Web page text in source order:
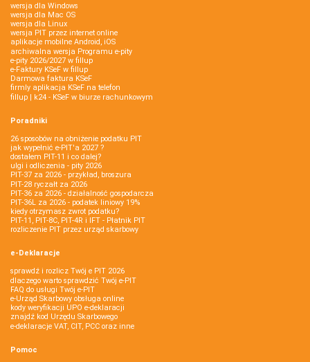
wersja dla Windows
wersja dla Mac OS
wersja dla Linux
wersja PIT przez internet online
aplikacje mobilne Android, iOS
archiwalna wersja Programu e-pity
e-pity 2026/2027 w fillup
e‑Faktury KSeF w fillup
Darmowa faktura KSeF
firmly aplikacja KSeF na telefon
fillup | k24 - KSeF w biurze rachunkowym
Poradniki
26 sposobów na obniżenie podatku PIT
jak wypełnić e-PIT'a 2027 ?
dostałem PIT-11 i co dalej?
ulgi i odliczenia - pity 2026
PIT-37 za 2026 - przykład, broszura
PIT-28 ryczałt za 2026
PIT-36 za 2026 - działalność gospodarcza
PIT-36L za 2026 - podatek liniowy 19%
kiedy otrzymasz zwrot podatku?
PIT-11, PIT-8C, PIT-4R i IFT - Płatnik PIT
rozliczenie PIT przez urząd skarbowy
e-Deklaracje
sprawdź i rozlicz Twój e PIT 2026
dlaczego warto sprawdzić Twój e-PIT
FAQ do usługi Twój e-PIT
e-Urząd Skarbowy obsługa online
kody weryfikacji UPO e-deklaracji
znajdź kod Urzędu Skarbowego
e-deklaracje VAT, CIT, PCC oraz inne
Pomoc